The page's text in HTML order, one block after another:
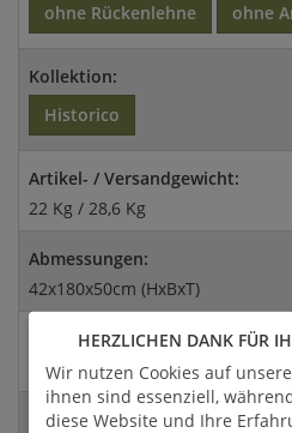
ohne Rückenlehne
ohne
Kollektion:
Historico
Artikel- / Versandgewicht:
22 Kg / 28,6 Kg
Abmessungen:
42x180x50cm (HxBxT)
Versandart:
Spedition
EAN:
HERZLICHEN DANK FÜR
Wir nutzen Cookies auf
ihnen sind essenziell,
diese Website und Ihre